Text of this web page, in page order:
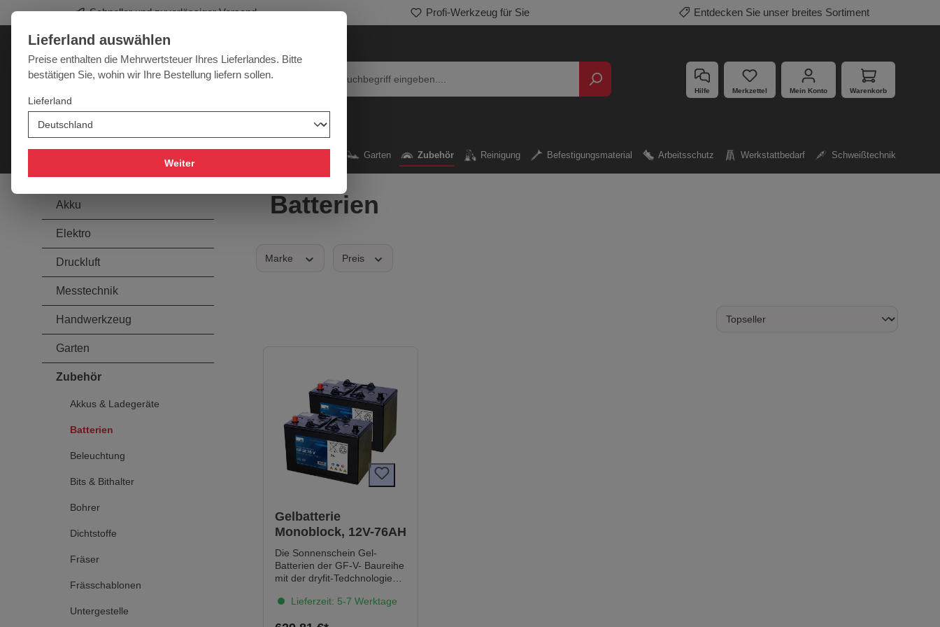
Zur Hauptnavigation springen
Schneller und zuverlässiger Versand Profi-Werkzeug für Sie Entdecken Sie unser breites Sortiment
Lieferland: Deutschland
Werkzeugpower für jede Herausforderung
Hilfe Merkzettel Mein Konto Warenkorb
SALE
Garten Zubehör Reinigung Befestigungsmaterial Arbeitsschutz Werkstattbedarf Schweißtechnik
Akku
Elektro
Druckluft
Messtechnik
Handwerkzeug
Garten
Zubehör
Akkus & Ladegeräte
Batterien
Beleuchtung
Bits & Bithalter
Bohrer
Dichtstoffe
Fräser
Frässchablonen
Untergestelle
Batterien
Marke Preis
Gelbatterie
Monoblock, 12V-76AH
Die Sonnenschein Gel-
Batterien der GF-V- Baureihe
mit der dryfit-Tedchnologie
und besonders zuverlässig.
Lieferzeit: 5-7 Werktage
Lieferland auswählen
Preise enthalten die Mehrwertsteuer Ihres Lieferlandes. Bitte
bestätigen Sie, wohin wir Ihre Bestellung liefern sollen.
Lieferland
Weiter